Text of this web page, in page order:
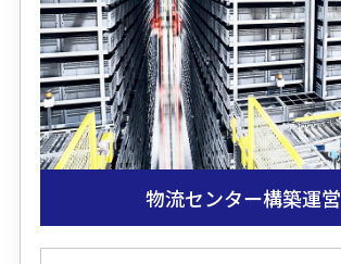
物流センター構築運営